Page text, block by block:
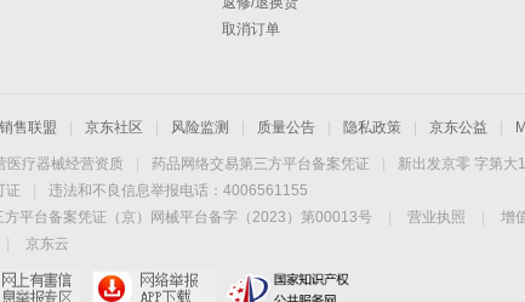
取消订单
销售联盟 京东社区 风险监测 质量公告 隐私政策 京东公益
医疗器械经营资质 药品网络交易第三方平台备案凭证
新出发京零 字第大
证
违法和不良信息举报电话：4006561155
方平台备案凭证（京）网械平台备字（2023）第00013号 营业执照
增
京东云